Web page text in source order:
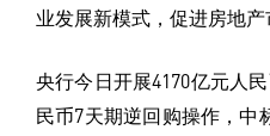
业发展新模式，促进房地产
央行今日开展4170亿元人
民币7天期逆回购操作，中